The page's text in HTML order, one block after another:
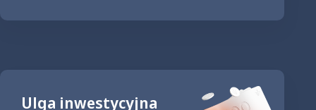
Ulga inwestycyjna